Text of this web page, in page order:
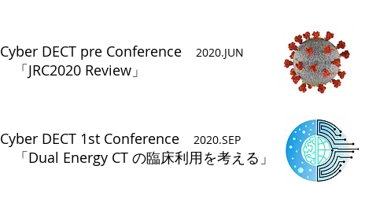
Cyber DECT pre Conference 2020.JUN
「JRC2020 Review」
Cyber DECT 1st Conference 2020.SEP
「Dual Energy CT の臨床利用を考える」